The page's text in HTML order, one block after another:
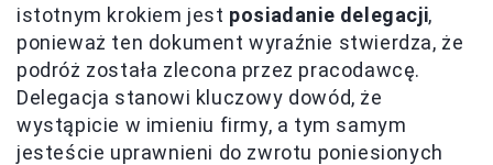
istotnym krokiem jest posiadanie delegacji,
ponieważ ten dokument wyraźnie stwierdza, że
podróż została zlecona przez pracodawcę.
Delegacja stanowi kluczowy dowód, że
wystąpicie w imieniu firmy, a tym samym
jesteście uprawnieni do zwrotu poniesionych